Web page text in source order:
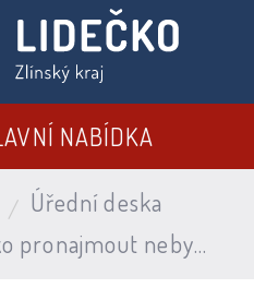
NABÍDKA
Úřední deska
prostory v přízemí budovy OÚ